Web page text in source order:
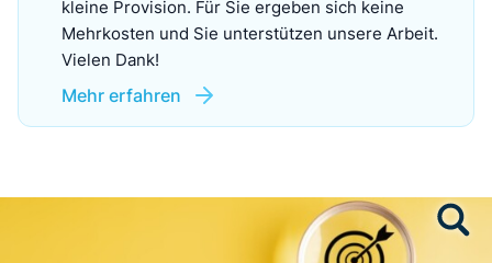
kleine Provision. Für Sie ergeben sich keine
Mehrkosten und Sie unterstützen unsere Arbeit.
Vielen Dank!
Mehr erfahren